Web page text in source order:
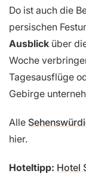
Do ist auch die
persischen
Ausblick über
Woche
Tagesausflüge
Gebirge
Alle
hier.
Hoteltipp: Hotel